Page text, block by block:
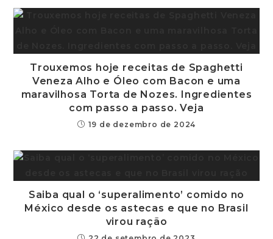
Trouxemos hoje receitas de Spaghetti
Veneza Alho e Óleo com Bacon e uma
maravilhosa Torta de Nozes. Ingredientes
com passo a passo. Veja
19 de dezembro de 2024
Saiba qual o ‘superalimento’ comido no
México desde os astecas e que no Brasil
virou ração